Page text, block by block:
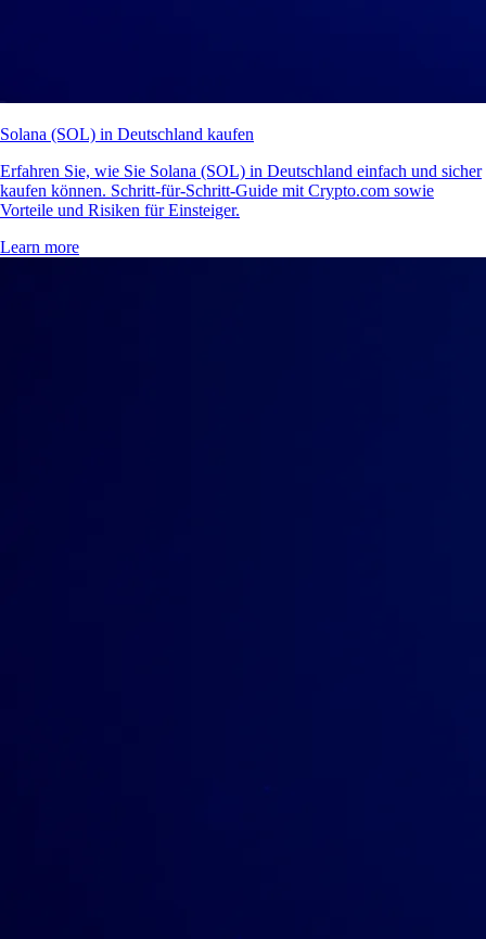
Solana (SOL) in Deutschland kaufen
Erfahren Sie, wie Sie Solana (SOL) in Deutschland einfach und sicher
kaufen können. Schritt-für-Schritt-Guide mit Crypto.com sowie
Vorteile und Risiken für Einsteiger.
Learn more